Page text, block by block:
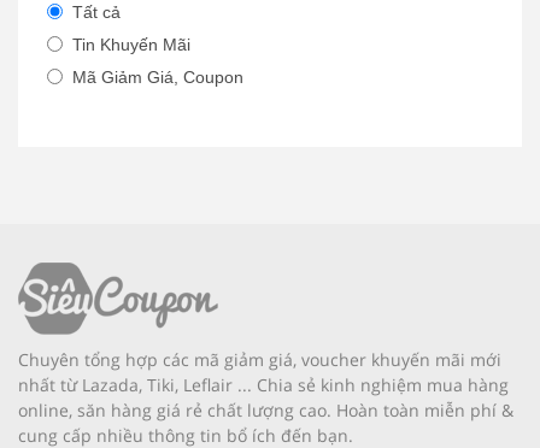
Tất cả
Tin Khuyến Mãi
Mã Giảm Giá, Coupon
Chuyên tổng hợp các mã giảm giá, voucher khuyến mãi mới
nhất từ Lazada, Tiki, Leflair ... Chia sẻ kinh nghiệm mua hàng
online, săn hàng giá rẻ chất lượng cao. Hoàn toàn miễn phí &
cung cấp nhiều thông tin bổ ích đến bạn.